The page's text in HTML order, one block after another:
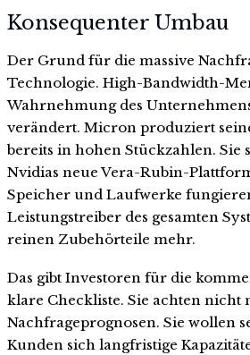
Konsequenter Umbau
Der Grund für die massive
Technologie. High-Bandwidth-
Wahrnehmung des
verändert. Micron produziert
bereits in hohen Stückzahlen. Sie
Nvidias neue Vera-Rubin-
Speicher und Laufwerke
Leistungstreiber des gesamten
reinen Zubehörteile mehr.
Das gibt Investoren für die
klare Checkliste. Sie achten nicht
Nachfrageprognosen. Sie wollen
Kunden sich langfristige